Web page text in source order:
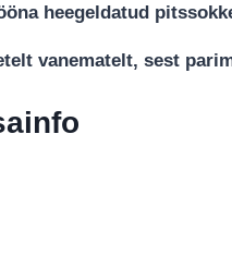
heegeldatud
vanematelt, sest